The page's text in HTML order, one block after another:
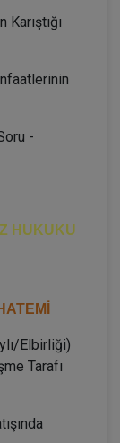
-
HUKUKU
Elbirliği)
Tarafı